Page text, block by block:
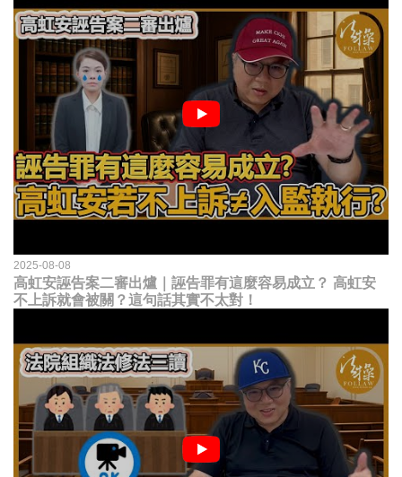
2025-08-08
高虹安誣告案二審出爐｜誣告罪有這麼容易成立？ 高虹安
不上訴就會被關？這句話其實不太對！